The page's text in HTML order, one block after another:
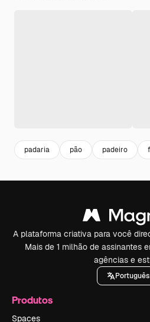
padaria pão padeiro
A plataforma criativa para você
Mais de 1 milhão de assinantes
agências e
Português
Produtos
Spaces